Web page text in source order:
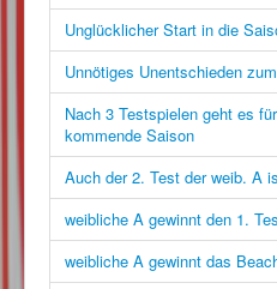
Unglücklicher Start in die
Unnötiges Unentschieden
Nach 3 Testspielen geht es
kommende Saison
Auch der 2. Test der weib. A
weibliche A gewinnt den 1.
weibliche A gewinnt das